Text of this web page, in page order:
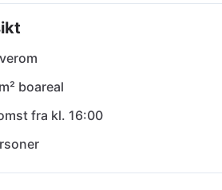
Vala - begge bare en kort
eller slapp av på stranden
av kulturelle høydepunkter for
boareal
fra kl. 16:00